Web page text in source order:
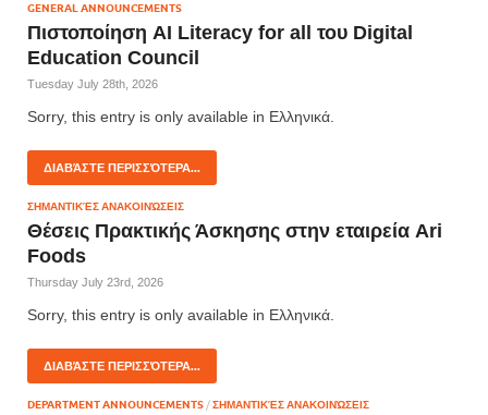
GENERAL ANNOUNCEMENTS
Πιστοποίηση AI Literacy for all του Digital
Education Council
Tuesday July 28th, 2026
Sorry, this entry is only available in Ελληνικά.
ΔΙΑΒΆΣΤΕ ΠΕΡΙΣΣΌΤΕΡΑ...
ΣΗΜΑΝΤΙΚΈΣ ΑΝΑΚΟΙΝΏΣΕΙΣ
Θέσεις Πρακτικής Άσκησης στην εταιρεία Ari
Foods
Thursday July 23rd, 2026
Sorry, this entry is only available in Ελληνικά.
ΔΙΑΒΆΣΤΕ ΠΕΡΙΣΣΌΤΕΡΑ...
DEPARTMENT ANNOUNCEMENTS/ΣΗΜΑΝΤΙΚΈΣ ΑΝΑΚΟΙΝΏΣΕΙΣ